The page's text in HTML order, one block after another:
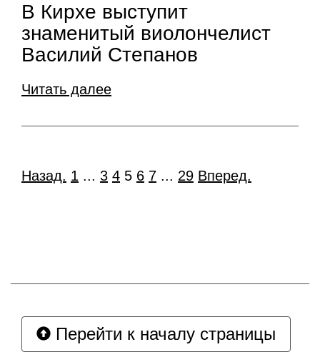
В Кирхе выступит
знаменитый виолончелист
Василий Степанов
Читать далее
Назад. 1 ... 3 4 5 6 7 ... 29 Вперед.
Перейти к началу страницы